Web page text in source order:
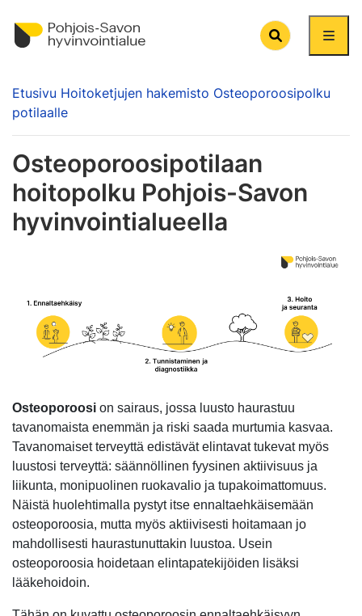
Search
Etusivu Hoitoketjujen hakemisto Osteoporoosipolku
potilaalle
Osteoporoosipotilaan
hoitopolku Pohjois-Savon
hyvinvointialueella
Osteoporoosi on sairaus, jossa luusto haurastuu
tavanomaista enemmän ja riski saada murtumia kasvaa.
Tavanomaiset terveyttä edistävät elintavat tukevat myös
luustosi terveyttä: säännöllinen fyysinen aktiivisuus ja
liikunta, monipuolinen ruokavalio ja tupakoimattomuus.
Näistä huolehtimalla pystyt itse ennaltaehkäisemään
osteoporoosia, mutta myös aktiivisesti hoitamaan jo
mahdollisesti haurastunuttakin luustoa. Usein
osteoporoosia hoidetaan elintapatekijöiden lisäksi
lääkehoidoin.